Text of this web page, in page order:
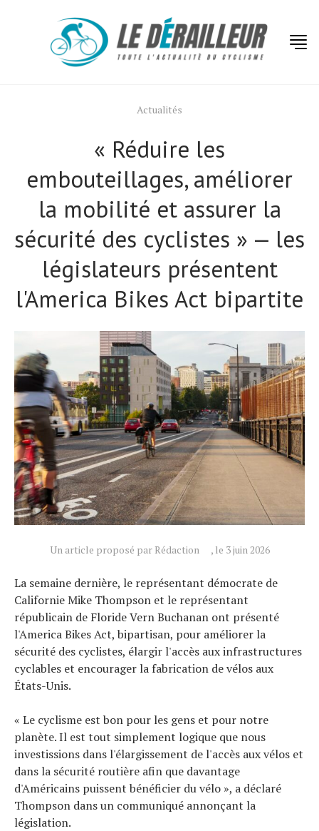
Actualités
« Réduire les
embouteillages, améliorer
la mobilité et assurer la
sécurité des cyclistes » — les
législateurs présentent
l'America Bikes Act bipartite
Un article proposé par Rédaction , le 3 juin 2026
La semaine dernière, le représentant démocrate de
Californie Mike Thompson et le représentant
républicain de Floride Vern Buchanan ont présenté
l'America Bikes Act, bipartisan, pour améliorer la
sécurité des cyclistes, élargir l'accès aux infrastructures
cyclables et encourager la fabrication de vélos aux
États-Unis.
« Le cyclisme est bon pour les gens et pour notre
planète. Il est tout simplement logique que nous
investissions dans l'élargissement de l'accès aux vélos et
dans la sécurité routière afin que davantage
d'Américains puissent bénéficier du vélo », a déclaré
Thompson dans un communiqué annonçant la
législation.
Actualités
Technologies
Tests de produits
Conseils
Tendances
Tous nos articles